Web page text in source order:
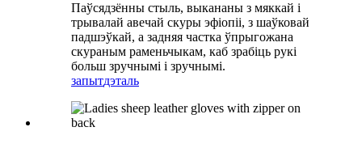
Паўсядзённы стыль, выкананы з мяккай і
трывалай авечай скуры эфіопіі, з шаўковай
падшэўкай, а задняя частка ўпрыгожана
скураным раменьчыкам, каб зрабіць рукі
больш зручнымі і зручнымі.
запытдэталь